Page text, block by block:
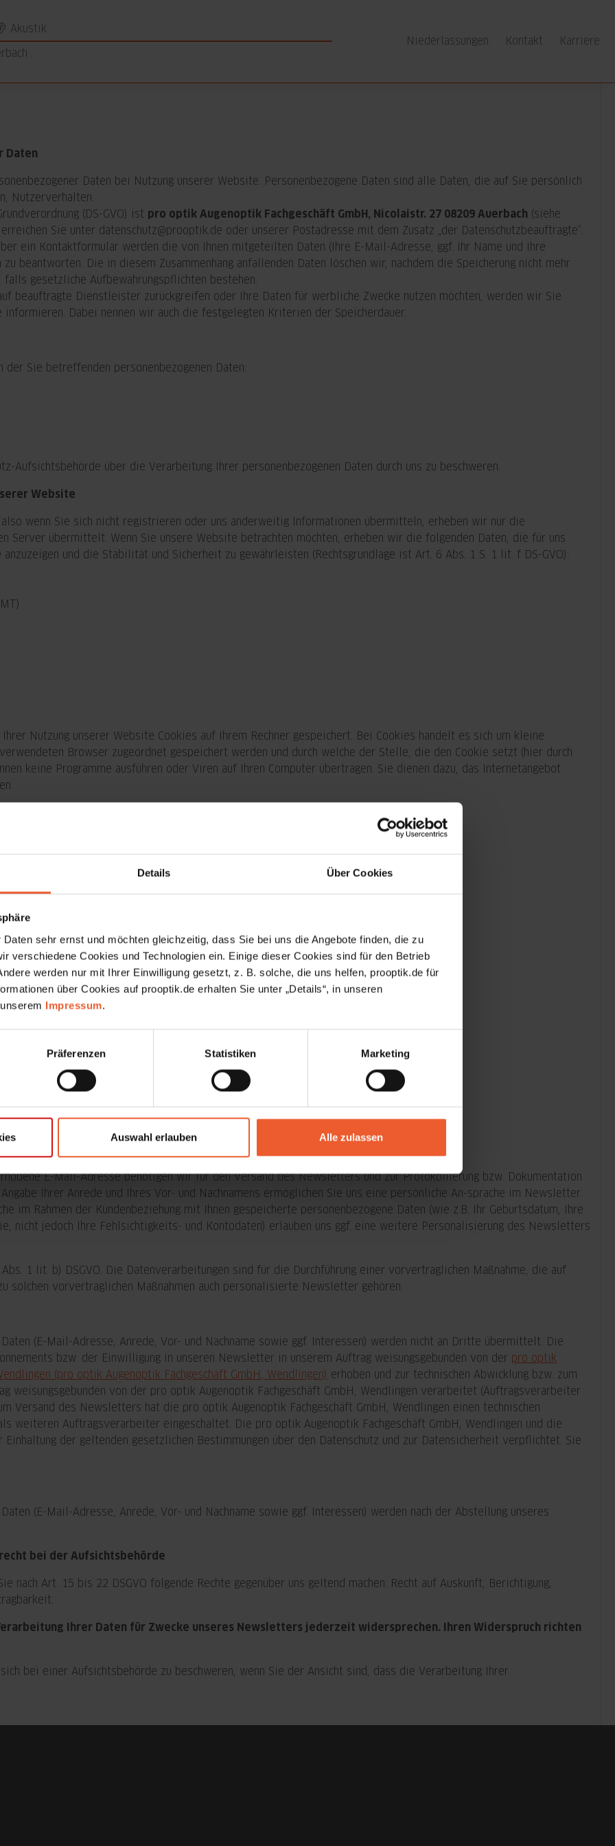
Details Über Cookies
sehr ernst und möchten gleichzeitig, dass Sie bei uns die Angebote finden, die zu
verschiedene Cookies und Technologien ein. Einige dieser Cookies sind für den Betrieb
werden nur mit Ihrer Einwilligung gesetzt, z. B. solche, die uns helfen, prooptik.de für
über Cookies auf prooptik.de erhalten Sie unter „Details“, in unseren
Impressum.
Präferenzen Statistiken Marketing
Auswahl erlauben Alle zulassen
Akustik
Niederlassungen Kontakt Karriere
Daten
Daten bei Nutzung unserer Website. Personenbezogene Daten sind alle Daten, die auf Sie persönlich
Nutzerverhalten.
(DS-GVO) ist pro optik Augenoptik Fachgeschäft GmbH, Nicolaistr. 27 08209 Auerbach (siehe
Sie unter datenschutz@prooptik.de oder unserer Postadresse mit dem Zusatz „der Datenschutzbeauftragte“.
ein Kontaktformular werden die von Ihnen mitgeteilten Daten (Ihre E-Mail-Adresse, ggf. Ihr Name und Ihre
beantworten. Die in diesem Zusammenhang anfallenden Daten löschen wir, nachdem die Speicherung nicht mehr
gesetzliche Aufbewahrungspflichten bestehen.
beauftragte Dienstleister zurückgreifen oder Ihre Daten für werbliche Zwecke nutzen möchten, werden wir Sie
Dabei nennen wir auch die festgelegten Kriterien der Speicherdauer.
Sie betreffenden personenbezogenen Daten:
Aufsichtsbehörde über die Verarbeitung Ihrer personenbezogenen Daten durch uns zu beschweren.
Website
wenn Sie sich nicht registrieren oder uns anderweitig Informationen übermitteln, erheben wir nur die
Server übermittelt. Wenn Sie unsere Website betrachten möchten, erheben wir die folgenden Daten, die für uns
und die Stabilität und Sicherheit zu gewährleisten (Rechtsgrundlage ist Art. 6 Abs. 1 S. 1 lit. f DS-GVO):
Nutzung unserer Website Cookies auf Ihrem Rechner gespeichert. Bei Cookies handelt es sich um kleine
Browser zugeordnet gespeichert werden und durch welche der Stelle, die den Cookie setzt (hier durch
keine Programme ausführen oder Viren auf Ihren Computer übertragen. Sie dienen dazu, das Internetangebot
zum Abonnement unseres
GmbH
E-Mail-Adresse benötigen wir für den Versand des Newsletters und zur Protokollierung bzw. Dokumentation
Ihrer Anrede und Ihres Vor- und Nachnamens ermöglichen Sie uns eine persönliche An-sprache im Newsletter.
im Rahmen der Kundenbeziehung mit Ihnen gespeicherte personenbezogene Daten (wie z.B. Ihr Geburtsdatum, Ihre
nicht jedoch Ihre Fehlsichtigkeits- und Kontodaten) erlauben uns ggf. eine weitere Personalisierung des Newsletters
1 lit. b) DSGVO. Die Datenverarbeitungen sind für die Durchführung einer vorvertraglichen Maßnahme, die auf
vorvertraglichen Maßnahmen auch personalisierte Newsletter gehören.
(E-Mail-Adresse, Anrede, Vor- und Nachname sowie ggf. Interessen) werden nicht an Dritte übermittelt. Die
bzw. der Einwilligung in unseren Newsletter in unserem Auftrag weisungsgebunden von der pro optik
(pro optik Augenoptik Fachgeschäft GmbH, Wendlingen) erhoben und zur technischen Abwicklung bzw. zum
weisungsgebunden von der pro optik Augenoptik Fachgeschäft GmbH, Wendlingen verarbeitet (Auftragsverarbeiter
Versand des Newsletters hat die pro optik Augenoptik Fachgeschäft GmbH, Wendlingen einen technischen
weiteren Auftragsverarbeiter eingeschaltet. Die pro optik Augenoptik Fachgeschäft GmbH, Wendlingen und die
Einhaltung der geltenden gesetzlichen Bestimmungen über den Datenschutz und zur Datensicherheit verpflichtet. Sie
(E-Mail-Adresse, Anrede, Vor- und Nachname sowie ggf. Interessen) werden nach der Abstellung unseres
bei der Aufsichtsbehörde
nach Art. 15 bis 22 DSGVO folgende Rechte gegenüber uns geltend machen: Recht auf Auskunft, Berichtigung,
Ihrer Daten für Zwecke unseres Newsletters jederzeit widersprechen. Ihren Widerspruch richten
bei einer Aufsichtsbehörde zu beschweren, wenn Sie der Ansicht sind, dass die Verarbeitung Ihrer